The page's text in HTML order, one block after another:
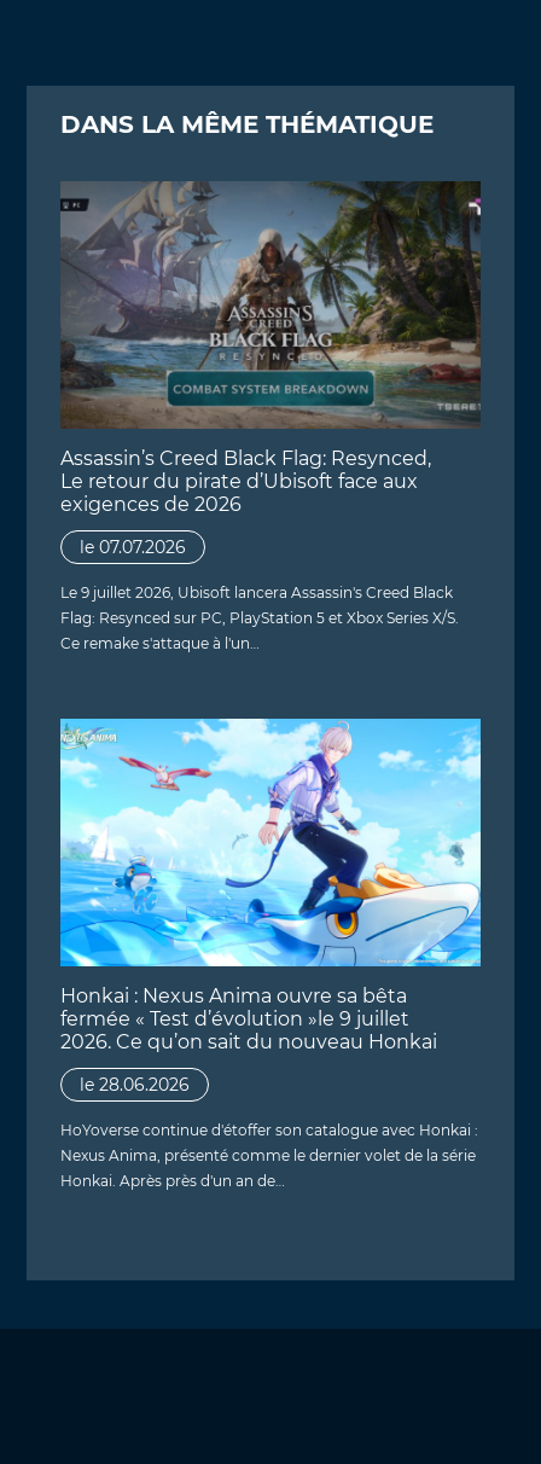
DANS LA MÊME THÉMATIQUE
Assassin’s Creed Black Flag: Resynced,
Le retour du pirate d’Ubisoft face aux
exigences de 2026
le 07.07.2026
Le 9 juillet 2026, Ubisoft lancera Assassin's Creed Black
Flag: Resynced sur PC, PlayStation 5 et Xbox Series X/S.
Ce remake s'attaque à l'un…
Honkai : Nexus Anima ouvre sa bêta
fermée « Test d’évolution »le 9 juillet
2026. Ce qu’on sait du nouveau Honkai
le 28.06.2026
HoYoverse continue d'étoffer son catalogue avec Honkai :
Nexus Anima, présenté comme le dernier volet de la série
Honkai. Après près d'un an de…